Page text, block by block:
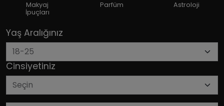
Makyaj
İpuçları
Parfüm Astroloji
Yaş Aralığınız
Cinsiyetiniz